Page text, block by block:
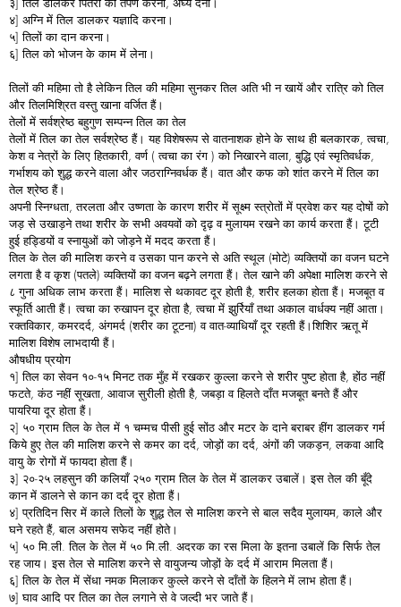
४] अग्नि में तिल डालकर यज्ञादि करना।
५] तिलों का दान करना।
६] तिल को भोजन के काम में लेना।
तिलों की महिमा तो है लेकिन तिल की महिमा सुनकर तिल अति भी न खायें और रात्रि को तिल
और तिलमिश्रित वस्तु खाना वर्जित हैं।
तेलों में सर्वश्रेष्ठ बहुगुण सम्पन्न तिल का तेल
तेलों में तिल का तेल सर्वश्रेष्ठ हैं। यह विशेषरूप से वातनाशक होने के साथ ही बलकारक, त्वचा,
केश व नेत्रों के लिए हितकारी, वर्ण ( त्वचा का रंग ) को निखारने वाला, बुद्धि एवं स्मृतिवर्धक,
गर्भाशय को शुद्ध करने वाला और जठराग्निवर्धक हैं। वात और कफ को शांत करने में तिल का
तेल श्रेष्ठ हैं।
अपनी स्निग्धता, तरलता और उष्णता के कारण शरीर में सूक्ष्म स्त्रोतों में प्रवेश कर यह दोषों को
जड़ से उखाड़ने तथा शरीर के सभी अवयवों को दृढ़ व मुलायम रखने का कार्य करता हैं। टूटी
हुई हड्डियों व स्नायुओं को जोड़ने में मदद करता हैं।
तिल के तेल की मालिश करने व उसका पान करने से अति स्थूल (मोटे) व्यक्तियों का वजन घटने
लगता है व कृश (पतले) व्यक्तियों का वजन बढ़ने लगता हैं। तेल खाने की अपेक्षा मालिश करने से
८ गुना अधिक लाभ करता हैं। मालिश से थकावट दूर होती है, शरीर हलका होता हैं। मजबूत व
स्फूर्ति आती हैं। त्वचा का रुखापन दूर होता है, त्वचा में झुर्रियाँ तथा अकाल वार्धक्य नहीं आता।
रक्तविकार, कमरदर्द, अंगमर्द (शरीर का टूटना) व वात-व्याधियाँ दूर रहती हैं।शिशिर ऋतू में
मालिश विशेष लाभदायी हैं।
औषधीय प्रयोग
१] तिल का सेवन १०-१५ मिनट तक मुँह में रखकर कुल्ला करने से शरीर पुष्ट होता है, होंठ नहीं
फटते, कंठ नहीं सूखता, आवाज सुरीली होती है, जबड़ा व हिलते दाँत मजबूत बनते हैं और
पायरिया दूर होता हैं।
२] ५० ग्राम तिल के तेल में १ चम्मच पीसी हुई सोंठ और मटर के दाने बराबर हींग डालकर गर्म
किये हुए तेल की मालिश करने से कमर का दर्द, जोड़ों का दर्द, अंगों की जकड़न, लकवा आदि
वायु के रोगों में फायदा होता हैं।
३] २०-२५ लहसुन की कलियाँ २५० ग्राम तिल के तेल में डालकर उबालें। इस तेल की बूँदे
कान में डालने से कान का दर्द दूर होता हैं।
४] प्रतिदिन सिर में काले तिलों के शुद्ध तेल से मालिश करने से बाल सदैव मुलायम, काले और
घने रहते हैं, बाल असमय सफेद नहीं होते।
५] ५० मि.ली. तिल के तेल में ५० मि.ली. अदरक का रस मिला के इतना उबालें कि सिर्फ तेल
रह जाय। इस तेल से मालिश करने से वायुजन्य जोड़ों के दर्द में आराम मिलता हैं।
६] तिल के तेल में सेंधा नमक मिलाकर कुल्ले करने से दाँतों के हिलने में लाभ होता हैं।
७] घाव आदि पर तिल का तेल लगाने से वे जल्दी भर जाते हैं।